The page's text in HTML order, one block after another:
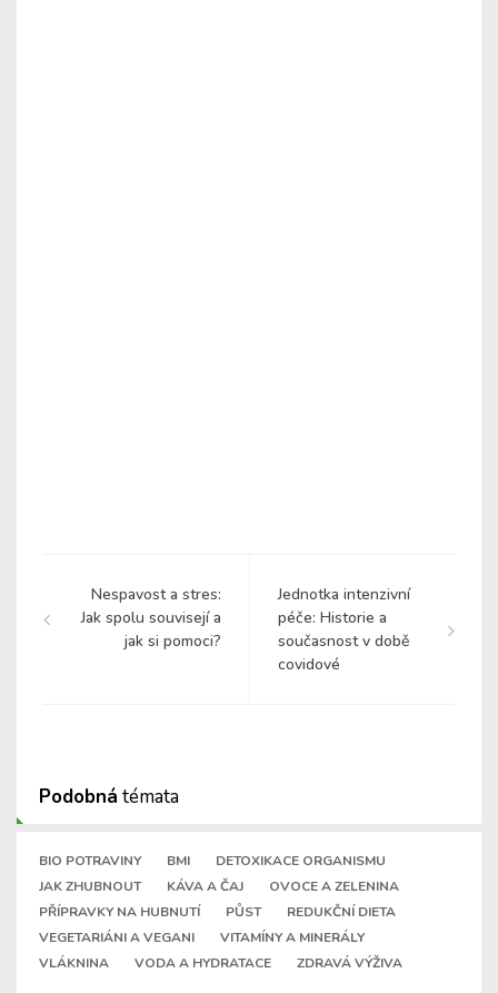
Nespavost a stres:
Jak spolu souvisejí a
jak si pomoci?
Jednotka intenzivní
péče: Historie a
současnost v době
covidové
Podobná témata
BIO POTRAVINY BMI
DETOXIKACE ORGANISMU
JAK ZHUBNOUT
KÁVA A ČAJ
OVOCE A ZELENINA
PŘÍPRAVKY NA HUBNUTÍ
PŮST
REDUKČNÍ DIETA
VEGETARIÁNI A VEGANI
VITAMÍNY A MINERÁLY
VLÁKNINA
VODA A HYDRATACE ZDRAVÁ VÝŽIVA